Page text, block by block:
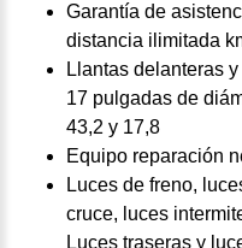
Garantía de
distancia ilimitada
Llantas delanteras
17 pulgadas de
43,2 y 17,8
Equipo reparación
Luces de freno,
cruce, luces
Luces traseras y